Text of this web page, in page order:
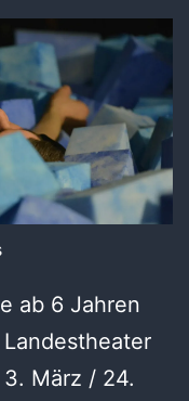
ab 6 Jahren
März / 24.